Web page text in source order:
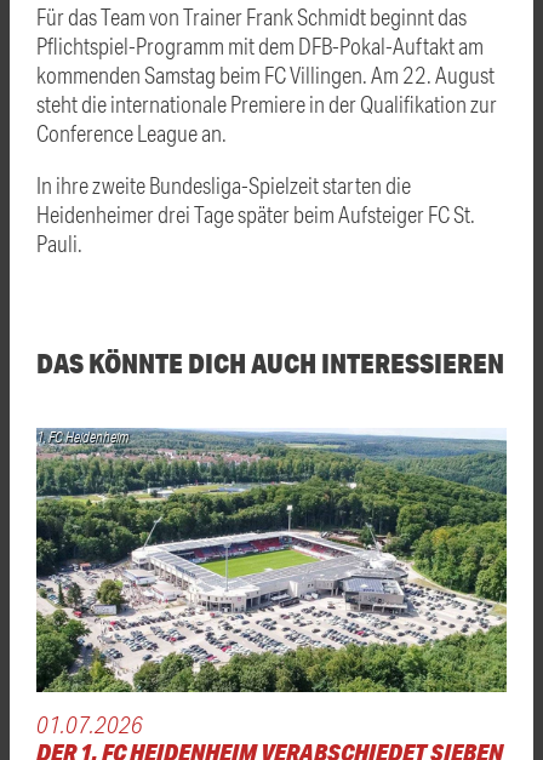
Für das Team von Trainer Frank Schmidt beginnt das
Pflichtspiel-Programm mit dem DFB-Pokal-Auftakt am
kommenden Samstag beim FC Villingen. Am 22. August
steht die internationale Premiere in der Qualifikation zur
Conference League an.
In ihre zweite Bundesliga-Spielzeit starten die
Heidenheimer drei Tage später beim Aufsteiger FC St.
Pauli.
DAS KÖNNTE DICH AUCH INTERESSIEREN
1. FC Heidenheim
01.07.2026
DER 1. FC HEIDENHEIM VERABSCHIEDET SIEBEN